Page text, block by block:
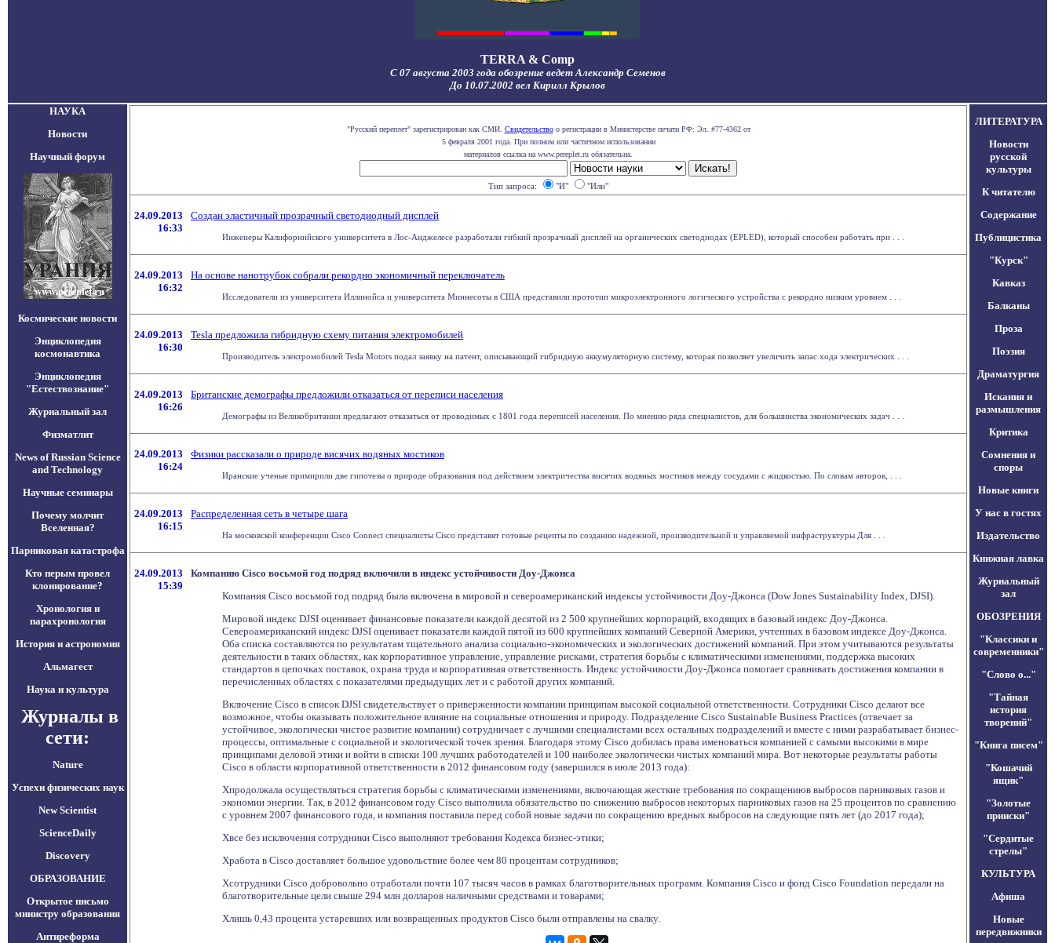
TERRA & Comp
С 07 августа 2003 года обозрение ведет Александр Семенов
До 10.07.2002 вел Кирилл Крылов
НАУКА
Новости
Научный форум
Космические новости
Энциклопедия
космонавтика
Энциклопедия
"Естествознание"
Журнальный зал
Физматлит
News of Russian Science
and Technology
Научные семинары
Почему молчит
Вселенная?
Парниковая катастрофа
Кто перым провел
клонирование?
Хронология и
парахронология
История и астрономия
Альмагест
Наука и культура
Журналы в
сети:
Nature
Успехи физических наук
New Scientist
ScienceDaily
Discovery
ОБРАЗОВАНИЕ
Открытое письмо
министру образования
Антиреформа
"Русский переплет" зарегистрирован как СМИ. Свидетельствоо регистрации в Министерстве печати РФ: Эл. #77-4362 от
5 февраля 2001 года. При полном или частичном использовании
материалов ссылка на www.pereplet.ru обязательна.
Тип запроса: "И" "Или"
24.09.2013
16:33
Создан эластичный прозрачный светодиодный дисплей
Инженеры Калифорнийского университета в Лос-Анджелесе разработали гибкий прозрачный дисплей на органических светодиодах (EPLED), который способен работать при . . .
24.09.2013
16:32
На основе нанотрубок собрали рекордно экономичный переключатель
Исследователи из университета Иллинойса и университета Миннесоты в США представили прототип микроэлектронного логического устройства с рекордно низким уровнем . . .
24.09.2013
16:30
Tesla предложила гибридную схему питания электромобилей
Производитель электромобилей Tesla Motors подал заявку на патент, описывающий гибридную аккумуляторную систему, которая позволяет увеличить запас хода электрических . . .
24.09.2013
16:26
Британские демографы предложили отказаться от переписи населения
Демографы из Великобритании предлагают отказаться от проводимых с 1801 года переписей населения. По мнению ряда специалистов, для большинства экономических задач . . .
24.09.2013
16:24
Физики рассказали о природе висячих водяных мостиков
Иранские ученые примирили две гипотезы о природе образования под действием электричества висячих водяных мостиков между сосудами с жидкостью. По словам авторов, . . .
24.09.2013
16:15
Распределенная сеть в четыре шага
На московской конференции Cisco Connect специалисты Cisco представят готовые рецепты по созданию надежной, производительной и управляемой инфраструктуры Для . . .
24.09.2013
15:39
Компанию Cisco восьмой год подряд включили в индекс устойчивости Доу-Джонса
Компания Cisco восьмой год подряд была включена в мировой и североамериканский индексы устойчивости Доу-Джонса (Dow Jones Sustainability Index, DJSI).
Мировой индекс DJSI оценивает финансовые показатели каждой десятой из 2 500 крупнейших корпораций, входящих в базовый индекс Доу-Джонса.
Североамериканский индекс DJSI оценивает показатели каждой пятой из 600 крупнейших компаний Северной Америки, учтенных в базовом индексе Доу-Джонса.
Оба списка составляются по результатам тщательного анализа социально-экономических и экологических достижений компаний. При этом учитываются результаты
деятельности в таких областях, как корпоративное управление, управление рисками, стратегия борьбы с климатическими изменениями, поддержка высоких
стандартов в цепочках поставок, охрана труда и корпоративная ответственность. Индекс устойчивости Доу-Джонса помогает сравнивать достижения компании в
перечисленных областях с показателями предыдущих лет и с работой других компаний.
Включение Cisco в список DJSI свидетельствует о приверженности компании принципам высокой социальной ответственности. Сотрудники Cisco делают все
возможное, чтобы оказывать положительное влияние на социальные отношения и природу. Подразделение Cisco Sustainable Business Practices (отвечает за
устойчивое, экологически чистое развитие компании) сотрудничает с лучшими специалистами всех остальных подразделений и вместе с ними разрабатывает бизнес-
процессы, оптимальные с социальной и экологической точек зрения. Благодаря этому Cisco добилась права именоваться компанией с самыми высокими в мире
принципами деловой этики и войти в списки 100 лучших работодателей и 100 наиболее экологически чистых компаний мира. Вот некоторые результаты работы
Cisco в области корпоративной ответственности в 2012 финансовом году (завершился в июле 2013 года):
Хпродолжала осуществляться стратегия борьбы с климатическими изменениями, включающая жесткие требования по сокращениюв выбросов парниковых газов и
экономии энергии. Так, в 2012 финансовом году Cisco выполнила обязательство по снижению выбросов некоторых парниковых газов на 25 процентов по сравнению
с уровнем 2007 финансового года, и компания поставила перед собой новые задачи по сокращению вредных выбросов на следующие пять лет (до 2017 года);
Хвсе без исключения сотрудники Cisco выполняют требования Кодекса бизнес-этики;
Хработа в Cisco доставляет большое удовольствие более чем 80 процентам сотрудников;
Хсотрудники Cisco добровольно отработали почти 107 тысяч часов в рамках благотворительных программ. Компания Cisco и фонд Cisco Foundation передали на
благотворительные цели свыше 294 млн долларов наличными средствами и товарами;
Хлишь 0,43 процента устаревших или возвращенных продуктов Cisco были отправлены на свалку.
ЛИТЕРАТУРА
Новости
русской
культуры
К читателю
Содержание
Публицистика
"Курск"
Кавказ
Балканы
Проза
Поэзия
Драматургия
Искания и
размышления
Критика
Сомнения и
споры
Новые книги
У нас в гостях
Издательство
Книжная лавка
Журнальный
зал
ОБОЗРЕНИЯ
"Классики и
современники"
"Слово о..."
"Тайная
история
творений"
"Книга писем"
"Кошачий
ящик"
"Золотые
прииски"
"Сердитые
стрелы"
КУЛЬТУРА
Афиша
Новые
передвижники